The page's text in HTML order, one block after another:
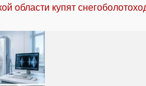
области купят